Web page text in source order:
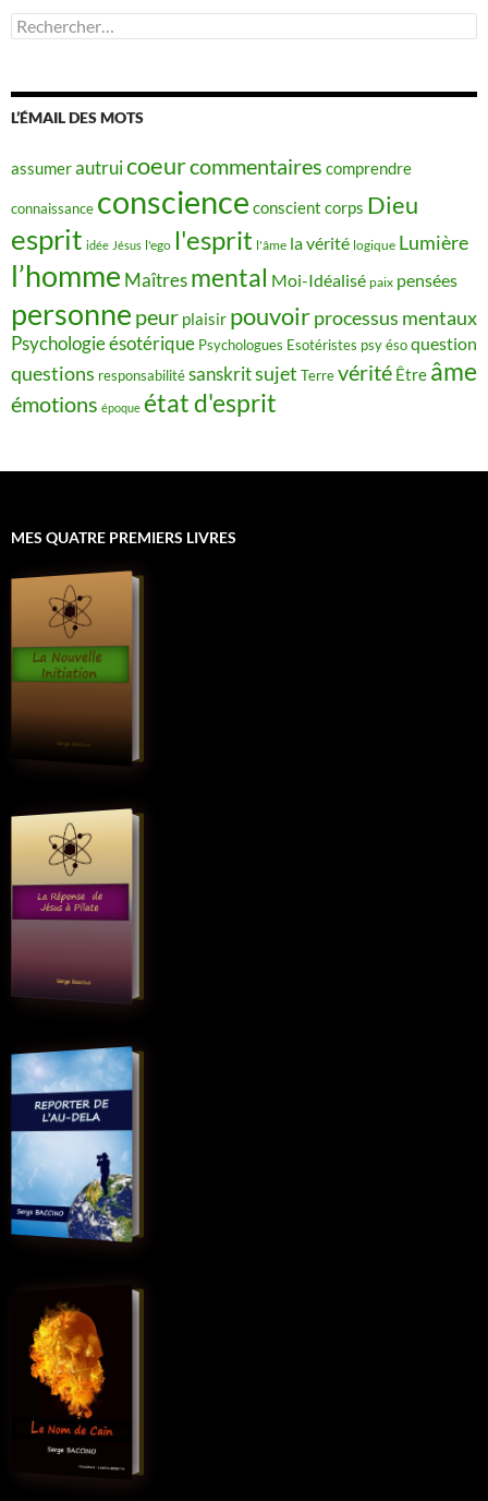
Rechercher :
L’ÉMAIL DES MOTS
assumerautruicoeurcommentaires comprendre
connaissance conscience conscient corps Dieu
esprit idée Jésus l'ego l'esprit l'âme la vérité logique Lumière
l’homme Maîtres mental Moi-Idéalisé paix pensées
personne peur plaisir pouvoirprocessus mentaux
Psychologie ésotérique Psychologues Esotéristes psy ésoquestion
questions responsabilitésanskritsujet Terrevérité Être âme
émotions époque état d'esprit
MES QUATRE PREMIERS LIVRES